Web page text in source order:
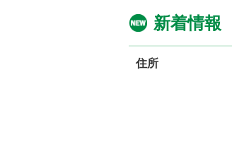
新着情報
住所